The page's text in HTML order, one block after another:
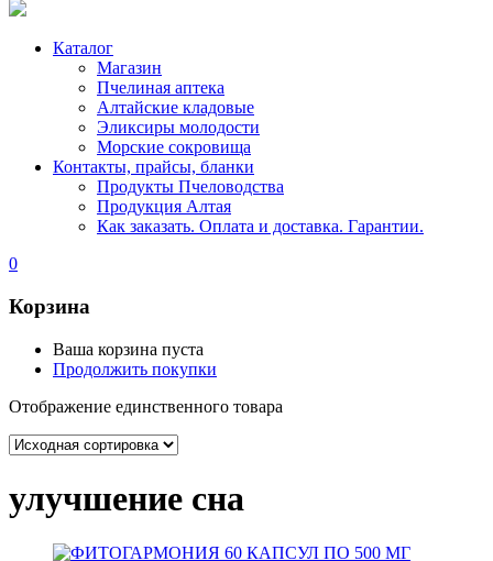
Каталог
Магазин
Пчелиная аптека
Алтайские кладовые
Эликсиры молодости
Морские сокровища
Контакты, прайсы, бланки
Продукты Пчеловодства
Продукция Алтая
Как заказать. Оплата и доставка. Гарантии.
0
Корзина
Ваша корзина пуста
Продолжить покупки
Отображение единственного товара
улучшение сна